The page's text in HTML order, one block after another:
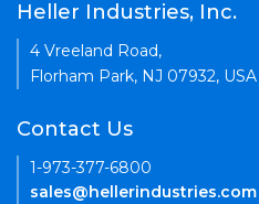
Heller Industries, Inc.
4 Vreeland Road,
Florham Park, NJ 07932, USA
Contact Us
1-973-377-6800
sales@hellerindustries.com